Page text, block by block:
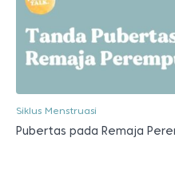
Siklus Menstruasi
Pubertas pada Remaja